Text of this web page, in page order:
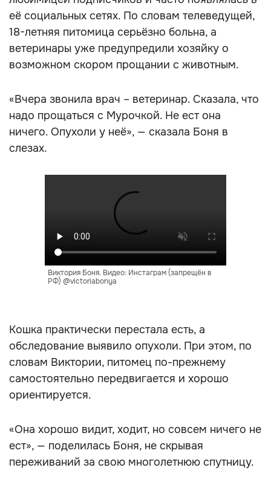
её социальных сетях. По словам телеведущей,
18-летняя питомица серьёзно больна, а
ветеринары уже предупредили хозяйку о
возможном скором прощании с животным.
«Вчера звонила врач – ветеринар. Сказала, что
надо прощаться с Мурочкой. Не ест она
ничего. Опухоли у неё», — сказала Боня в
слезах.
Виктория Боня. Видео: Инстаграм (запрещён в
РФ) @victoriabonya
Кошка практически перестала есть, а
обследование выявило опухоли. При этом, по
словам Виктории, питомец по-прежнему
самостоятельно передвигается и хорошо
ориентируется.
«Она хорошо видит, ходит, но совсем ничего не
ест», — поделилась Боня, не скрывая
переживаний за свою многолетнюю спутницу.